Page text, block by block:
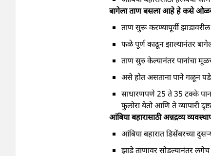
बागेला ताण बसला आहे हे कसे
ताण सुरू करण्यापूर्वी
फळे पूर्ण काढून झाल्यानंतर
ताण सुरु केल्यानंतर पानांचा
असे होत असताना पाने गळून
साधारणपणे 25 ते 35 टक्के
फुलोरा येतो आणि ते व्यापारी
आंबिया बहारासाठी अन्नद्रव्य
आंबिया बहारात डिसेंबरच्या
झाडे ताणावर सोडल्यानंतर